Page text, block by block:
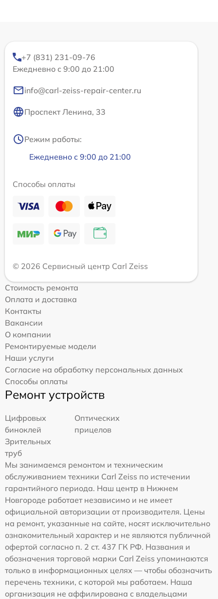
+7 (831) 231-09-76
Ежедневно с 9:00 до 21:00
info@carl-zeiss-repair-center.ru
Проспект Ленина, 33
Режим работы:
Ежедневно с 9:00 до 21:00
Способы оплаты
© 2026 Сервисный центр Carl Zeiss
Стоимость ремонта
Оплата и доставка
Контакты
Вакансии
О компании
Ремонтируемые модели
Наши услуги
Согласие на обработку персональных данных
Способы оплаты
Ремонт устройств
Цифровых
биноклей
Оптических
прицелов
Зрительных
труб
Мы занимаемся ремонтом и техническим
обслуживанием техники Carl Zeiss по истечении
гарантийного периода. Наш центр в Нижнем
Новгороде работает независимо и не имеет
официальной авторизации от производителя. Цены
на ремонт, указанные на сайте, носят исключительно
ознакомительный характер и не являются публичной
офертой согласно п. 2 ст. 437 ГК РФ. Названия и
обозначения торговой марки Carl Zeiss упоминаются
только в информационных целях — чтобы обозначить
перечень техники, с которой мы работаем. Наша
организация не аффилирована с владельцами